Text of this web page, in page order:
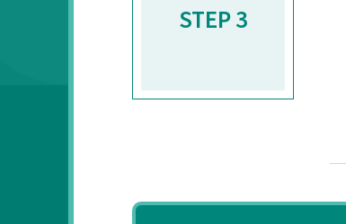
STEP 3